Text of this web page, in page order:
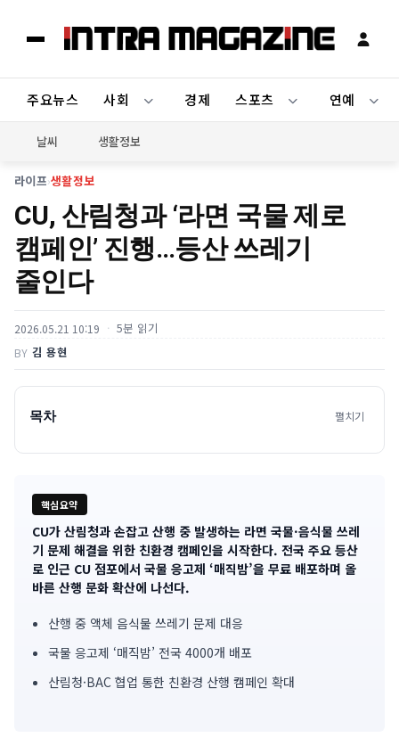
주요뉴스 사회 경제 스포츠 연예
날씨 생활정보
라이프›생활정보
CU, 산림청과 ‘라면 국물 제로
캠페인’ 진행…등산 쓰레기
줄인다
2026.05.21 10:19 5분 읽기
BY 김 용현
목차 펼치기
핵심요약
기
사
CU가 산림청과 손잡고 산행 중 발생하는 라면 국물·음식물 쓰레
기 문제 해결을 위한 친환경 캠페인을 시작한다. 전국 주요 등산
로 인근 CU 점포에서 국물 응고제 ‘매직밤’을 무료 배포하며 올
바른 산행 문화 확산에 나선다.
산행 중 액체 음식물 쓰레기 문제 대응
국물 응고제 ‘매직밤’ 전국 4000개 배포
산림청·BAC 협업 통한 친환경 산행 캠페인 확대